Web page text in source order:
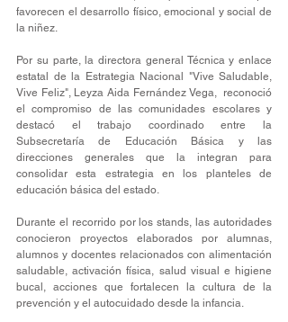
favorecen el desarrollo físico, emocional y social de
la niñez.
Por su parte, la directora general Técnica y enlace
estatal de la Estrategia Nacional "Vive Saludable,
Vive Feliz", Leyza Aida Fernández Vega,  reconoció
el compromiso de las comunidades escolares y
destacó el trabajo coordinado entre la
Subsecretaría de Educación Básica y las
direcciones generales que la integran para
consolidar esta estrategia en los planteles de
educación básica del estado.
Durante el recorrido por los stands, las autoridades
conocieron proyectos elaborados por alumnas,
alumnos y docentes relacionados con alimentación
saludable, activación física, salud visual e higiene
bucal, acciones que fortalecen la cultura de la
prevención y el autocuidado desde la infancia.